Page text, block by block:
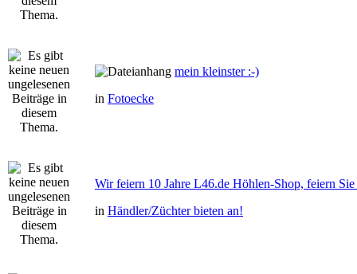
mein kleinster :-)
in Fotoecke
Wir feiern 10 Jahre L46.de Höhlen-Shop, feiern
in Händler/Züchter bieten an!